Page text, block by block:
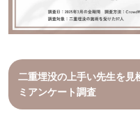
二重埋没の上手い先生を見
ミアンケート調査